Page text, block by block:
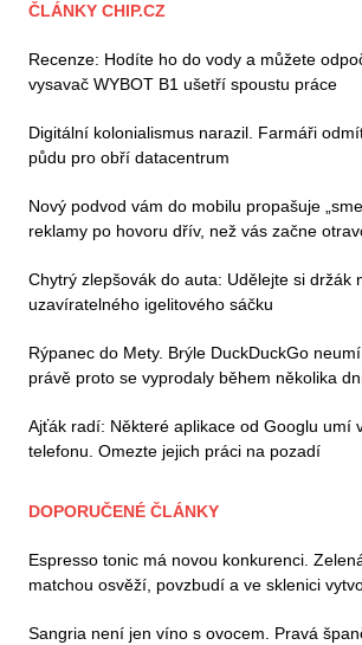
ČLÁNKY CHIP.CZ
Recenze: Hodíte ho do vody a můžete
vysavač WYBOT B1 ušetří spoustu práce
Digitální kolonialismus narazil. Farmáři
půdu pro obří datacentrum
Nový podvod vám do mobilu propašuje
reklamy po hovoru dřív, než vás začne
Chytrý zlepšovák do auta: Udělejte si držák
uzavíratelného igelitového sáčku
Rýpanec do Mety. Brýle DuckDuckGo
právě proto se vyprodaly během několika
Ajťák radí: Některé aplikace od Googlu umí
telefonu. Omezte jejich práci na pozadí
DOPORUČENÉ ČLÁNKY
Espresso tonic má novou konkurenci.
matchou osvěží, povzbudí a ve sklenici
Sangria není jen víno s ovocem. Pravá